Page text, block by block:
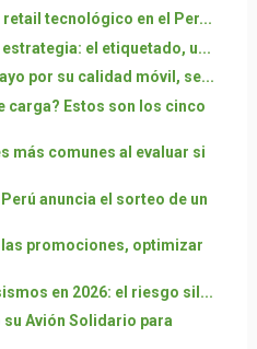
tecnológico en el Per...
el etiquetado, u...
por su calidad móvil, se...
carga? Estos son los cinco
más comunes al evaluar si
anuncia el sorteo de un
las promociones, optimizar
en 2026: el riesgo sil...
su Avión Solidario para